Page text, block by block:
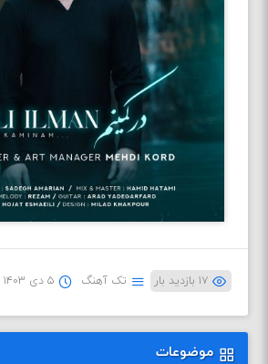
۱۷ بازدید بار تک آهنگ ۵ دی ۱۴۰۳
موضوعات